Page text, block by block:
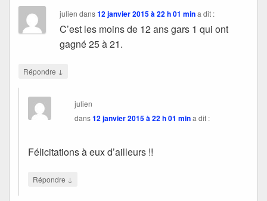
julien dans12 janvier 2015 à 22 h 01 min a dit :
C’est les moins de 12 ans gars 1 qui ont
gagné 25 à 21.
Répondre ↓
julien
dans12 janvier 2015 à 22 h 01 mina dit :
Félicitations à eux d’ailleurs !!
Répondre ↓